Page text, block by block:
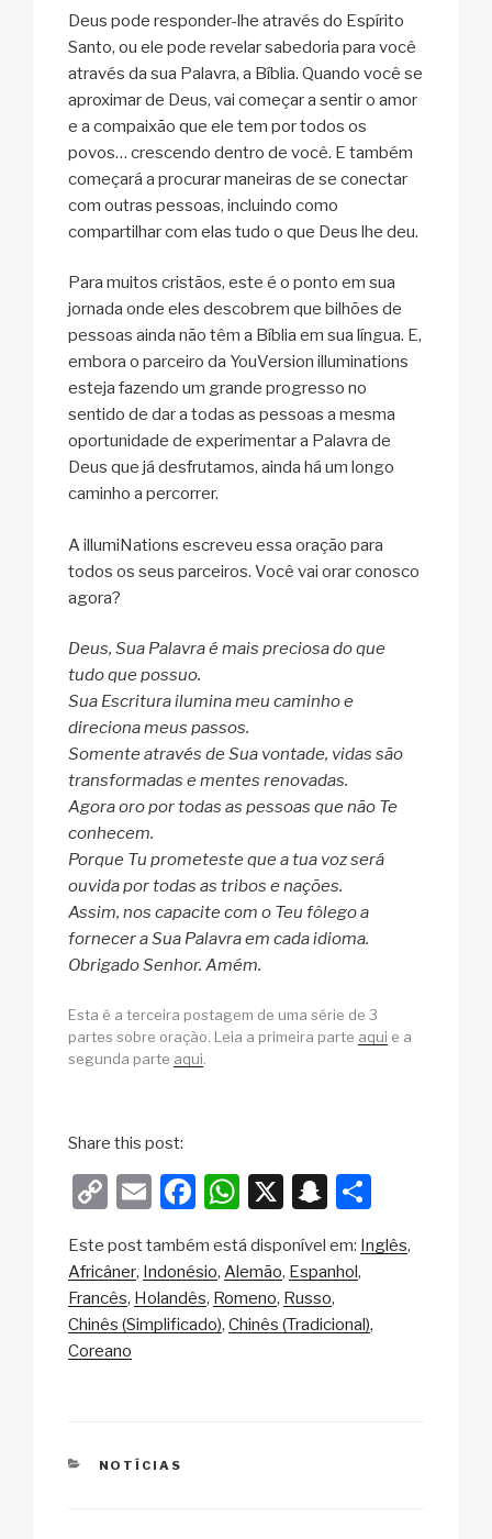
Deus pode responder-lhe através do Espírito
Santo, ou ele pode revelar sabedoria para você
através da sua Palavra, a Bíblia. Quando você se
aproximar de Deus, vai começar a sentir o amor
e a compaixão que ele tem por todos os
povos… crescendo dentro de você. E também
começará a procurar maneiras de se conectar
com outras pessoas, incluindo como
compartilhar com elas tudo o que Deus lhe deu.
Para muitos cristãos, este é o ponto em sua
jornada onde eles descobrem que bilhões de
pessoas ainda não têm a Bíblia em sua língua. E,
embora o parceiro da YouVersion illuminations
esteja fazendo um grande progresso no
sentido de dar a todas as pessoas a mesma
oportunidade de experimentar a Palavra de
Deus que já desfrutamos, ainda há um longo
caminho a percorrer.
A illumiNations escreveu essa oração para
todos os seus parceiros. Você vai orar conosco
agora?
Deus, Sua Palavra é mais preciosa do que
tudo que possuo.
Sua Escritura ilumina meu caminho e
direciona meus passos.
Somente através de Sua vontade, vidas são
transformadas e mentes renovadas.
Agora oro por todas as pessoas que não Te
conhecem.
Porque Tu prometeste que a tua voz será
ouvida por todas as tribos e nações.
Assim, nos capacite com o Teu fôlego a
fornecer a Sua Palavra em cada idioma.
Obrigado Senhor. Amém.
Esta é a terceira postagem de uma série de 3
partes sobre oração. Leia a primeira parte aqui e a
segunda parte aqui
Share this post:
C
p
y
Li
n
E
ail
F
c
e
b
W
at
s
A
X
S
a
p
c
ar
Este post também está disponível em: Inglês
Africâner Indonésio Alemão Espanhol
Francês Holandês Romeno Russo
Chinês (Simplificado) Chinês (Tradicional)
Coreano
CATEGORIAS
NOTÍCIAS